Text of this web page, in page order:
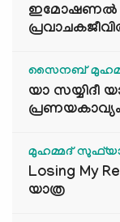
ഇമോഷണൽ
സൈനബ്
യാ സയ്യിദീ
പ്രണയകാവ്യം
മുഹമ്മദ്
Losing My
യാത്ര